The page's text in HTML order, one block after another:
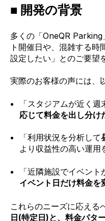
■ 開発の背景
多くの「OneQR
ト開催日や、混雑する時
設定したい」とのご要望
実際のお客様の声には、
「スタジアムが近く週
応じて料金を出し分け
「利用状況を分析して
より収益性の高い運用
「近隣施設でイベン
イベント日だけ料金を
これらのニーズに応える
日(特定日)と、料金パタ